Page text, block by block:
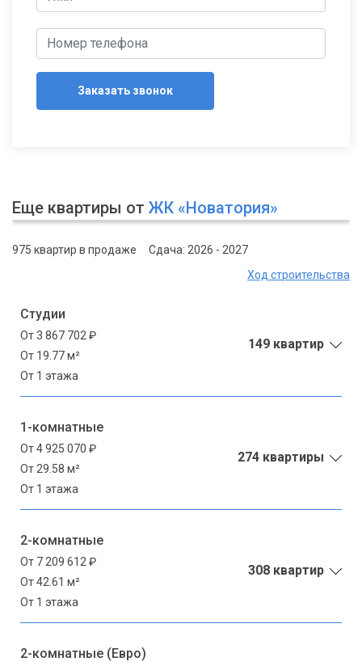
Заказать звонок
Еще квартиры от ЖК «Новатория»
975 квартир в продаже
Сдача: 2026 - 2027
Ход строительства
Студии
От 3 867 702 ₽
От 19.77 м²
От 1 этажа
149 квартир
1-комнатные
От 4 925 070 ₽
От 29.58 м²
От 1 этажа
274 квартиры
2-комнатные
От 7 209 612 ₽
От 42.61 м²
От 1 этажа
308 квартир
2-комнатные (Евро)